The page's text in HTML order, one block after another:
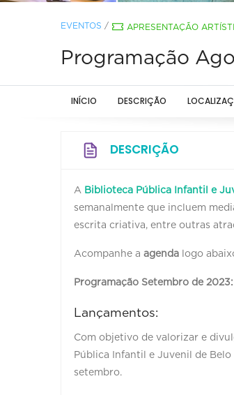
EVENTOS / APRESENTAÇÃO
Programação
INÍCIO DESCRIÇÃO
DESCRIÇÃO
A Biblioteca Pública Infantil e
semanalmente que incluem
escrita criativa, entre outras
Acompanhe a agenda logo
Programação Setembro de 2023:
Lançamentos:
Com objetivo de valorizar e
Pública Infantil e Juvenil de
setembro.